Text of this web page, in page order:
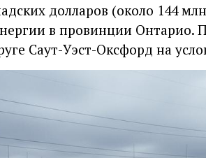
долларов (около 144
в провинции Онтарио.
Саут-Уэст-Оксфорд на